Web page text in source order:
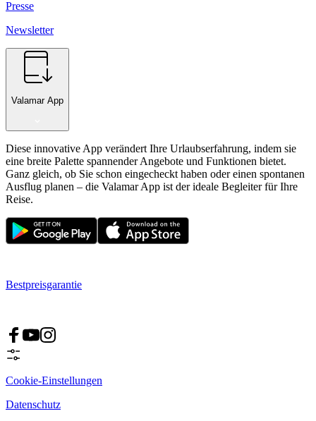
Presse
Newsletter
Valamar App
Diese innovative App verändert Ihre Urlaubserfahrung, indem sie
eine breite Palette spannender Angebote und Funktionen bietet.
Ganz gleich, ob Sie schon eingecheckt haben oder einen spontanen
Ausflug planen – die Valamar App ist der ideale Begleiter für Ihre
Reise.
Bestpreisgarantie
Cookie-Einstellungen
Datenschutz